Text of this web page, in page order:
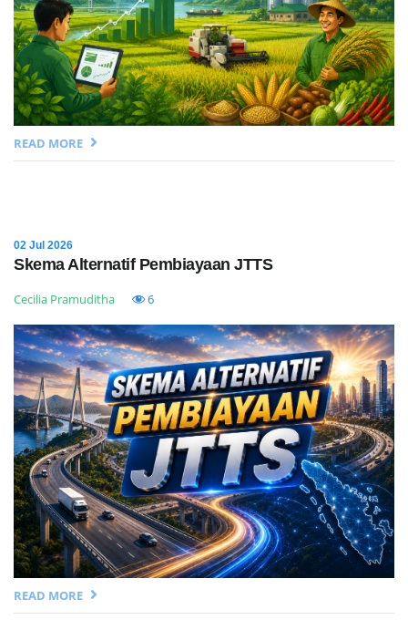
READ MORE
02 Jul 2026
Skema Alternatif Pembiayaan JTTS
Cecilia Pramuditha 6
READ MORE